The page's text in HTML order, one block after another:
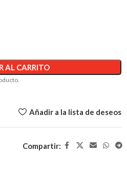
AL CARRITO
Añadir a la lista de deseos
Compartir: